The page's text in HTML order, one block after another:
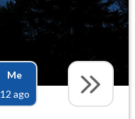
Me
12 ago